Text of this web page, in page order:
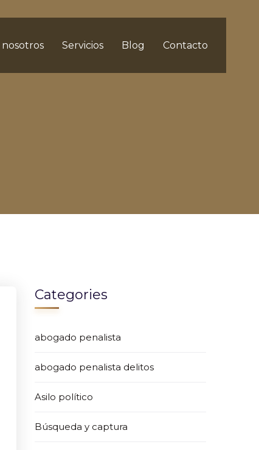
Servicios Blog Contacto
Categories
abogado penalista
abogado penalista delitos
Asilo político
Búsqueda y captura